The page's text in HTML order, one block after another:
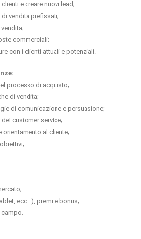
e creare nuovi lead;
vendita prefissati;
commerciali;
con i clienti attuali e potenziali.
processo di acquisto;
di vendita;
di comunicazione e persuasione;
customer service;
orientamento al cliente;
ecc…), premi e bonus;
campo.